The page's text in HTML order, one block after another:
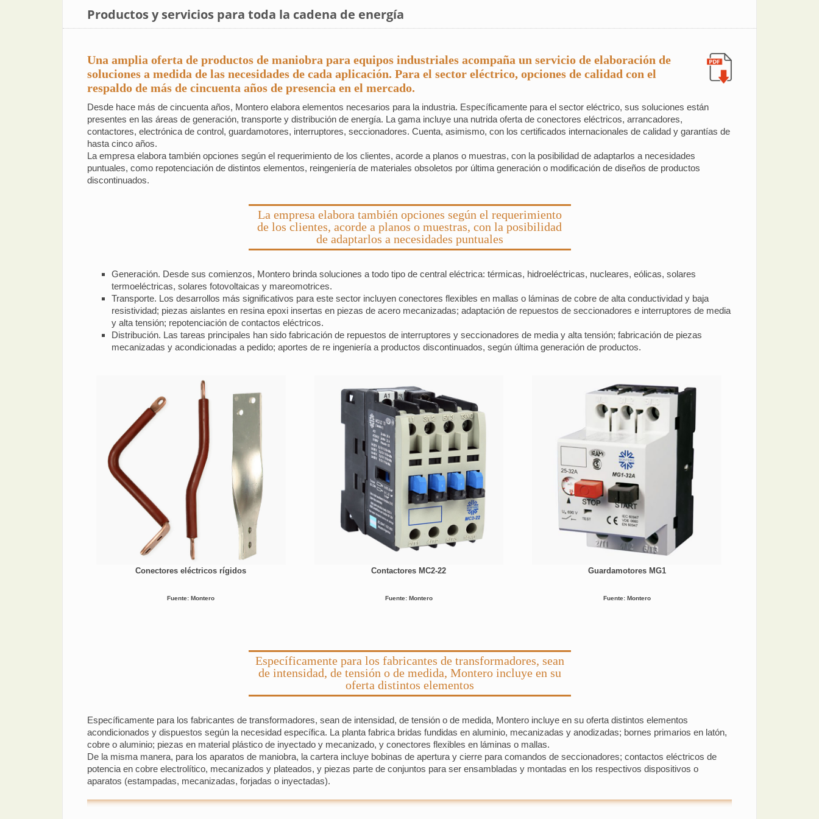
Productos y servicios para toda la cadena de energía
Una amplia oferta de productos de maniobra para equipos industriales acompaña un servicio de elaboración de
soluciones a medida de las necesidades de cada aplicación. Para el sector eléctrico, opciones de calidad con el
respaldo de más de cincuenta años de presencia en el mercado.
Desde hace más de cincuenta años, Montero elabora elementos necesarios para la industria. Específicamente para el sector eléctrico, sus soluciones están
presentes en las áreas de generación, transporte y distribución de energía. La gama incluye una nutrida oferta de conectores eléctricos, arrancadores,
contactores, electrónica de control, guardamotores, interruptores, seccionadores. Cuenta, asimismo, con los certificados internacionales de calidad y garantías de
hasta cinco años.
La empresa elabora también opciones según el requerimiento de los clientes, acorde a planos o muestras, con la posibilidad de adaptarlos a necesidades
puntuales, como repotenciación de distintos elementos, reingeniería de materiales obsoletos por última generación o modificación de diseños de productos
discontinuados.
La empresa elabora también opciones según el requerimiento
de los clientes, acorde a planos o muestras, con la posibilidad
de adaptarlos a necesidades puntuales
Generación. Desde sus comienzos, Montero brinda soluciones a todo tipo de central eléctrica: térmicas, hidroeléctricas, nucleares, eólicas, solares
termoeléctricas, solares fotovoltaicas y mareomotrices.
Transporte. Los desarrollos más significativos para este sector incluyen conectores flexibles en mallas o láminas de cobre de alta conductividad y baja
resistividad; piezas aislantes en resina epoxi insertas en piezas de acero mecanizadas; adaptación de repuestos de seccionadores e interruptores de media
y alta tensión; repotenciación de contactos eléctricos.
Distribución. Las tareas principales han sido fabricación de repuestos de interruptores y seccionadores de media y alta tensión; fabricación de piezas
mecanizadas y acondicionadas a pedido; aportes de re ingeniería a productos discontinuados, según última generación de productos.
Conectores eléctricos rígidos
Fuente: Montero
Contactores MC2-22
Fuente: Montero
Guardamotores MG1
Fuente: Montero
Específicamente para los fabricantes de transformadores, sean
de intensidad, de tensión o de medida, Montero incluye en su
oferta distintos elementos
Específicamente para los fabricantes de transformadores, sean de intensidad, de tensión o de medida, Montero incluye en su oferta distintos elementos
acondicionados y dispuestos según la necesidad específica. La planta fabrica bridas fundidas en aluminio, mecanizadas y anodizadas; bornes primarios en latón,
cobre o aluminio; piezas en material plástico de inyectado y mecanizado, y conectores flexibles en láminas o mallas.
De la misma manera, para los aparatos de maniobra, la cartera incluye bobinas de apertura y cierre para comandos de seccionadores; contactos eléctricos de
potencia en cobre electrolítico, mecanizados y plateados, y piezas parte de conjuntos para ser ensambladas y montadas en los respectivos dispositivos o
aparatos (estampadas, mecanizadas, forjadas o inyectadas).